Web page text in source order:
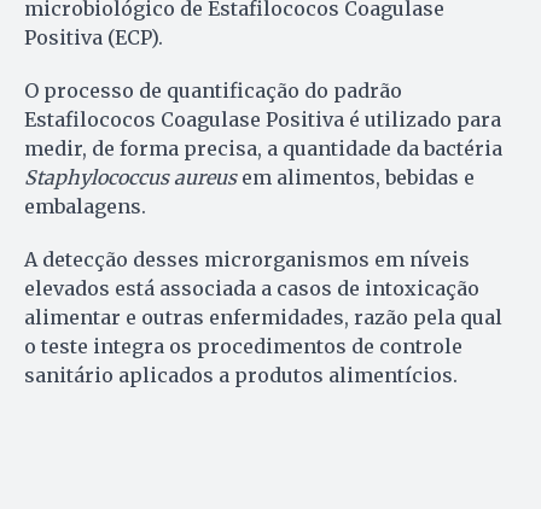
microbiológico de Estafilococos Coagulase
Positiva (ECP).
O processo de quantificação do padrão
Estafilococos Coagulase Positiva é utilizado para
medir, de forma precisa, a quantidade da bactéria
Staphylococcus aureusem alimentos, bebidas e
embalagens.
A detecção desses microrganismos em níveis
elevados está associada a casos de intoxicação
alimentar e outras enfermidades, razão pela qual
o teste integra os procedimentos de controle
sanitário aplicados a produtos alimentícios.